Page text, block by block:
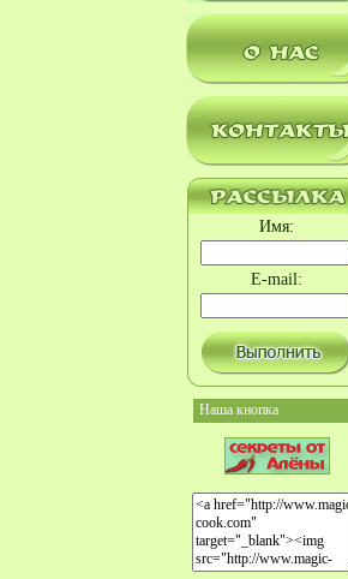
Имя:
E-mail:
Наша кнопка